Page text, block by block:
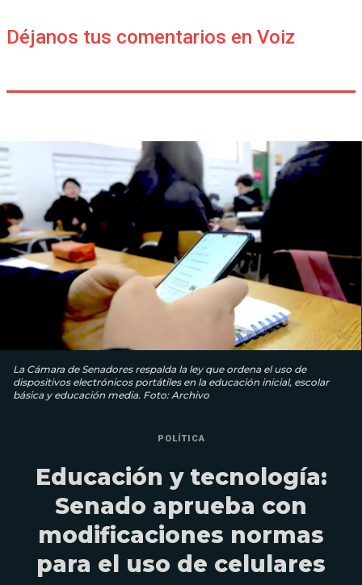
Déjanos tus comentarios en Voiz
La Cámara de Senadores respalda la ley que ordena el uso de
dispositivos electrónicos portátiles en la educación inicial, escolar
básica y educación media. Foto: Archivo
POLÍTICA
Educación y tecnología:
Senado aprueba con
modificaciones normas
para el uso de celulares